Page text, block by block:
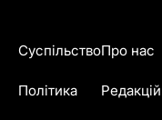
Суспільство
Політика
Про нас